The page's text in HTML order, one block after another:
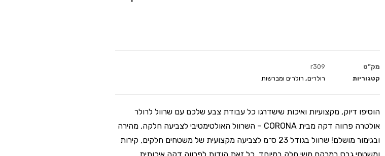
מק"ט
r309
קטגוריות
רולרים, רולרים ומברשות
הוסיפו דיוק, מקצועיות ואיכות שישדרגו כל עבודת צבע שלכם עם שרוול לרולר
אולטרה פרווה דקה מבית CORONA – השרוול האולטימטיבי לצביעה חלקה, מהירה
ובגימור מושלם! שרוול בגודל 23 ס״מ לצביעה מקצועית של משטחים חלקים, קירות